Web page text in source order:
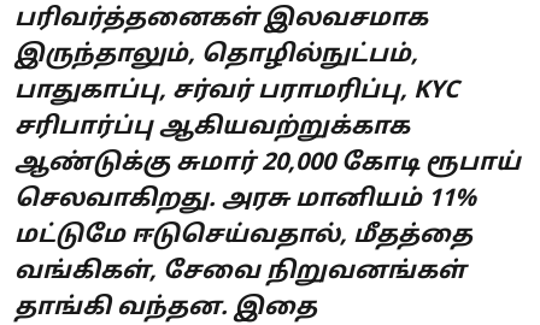
பரிவர்த்தனைகள் இலவசமாக
இருந்தாலும், தொழில்நுட்பம்,
பாதுகாப்பு, சர்வர் பராமரிப்பு, KYC
சரிபார்ப்பு ஆகியவற்றுக்காக
ஆண்டுக்கு சுமார் 20,000 கோடி ரூபாய்
செலவாகிறது. அரசு மானியம் 11%
மட்டுமே ஈடுசெய்வதால், மீதத்தை
வங்கிகள், சேவை நிறுவனங்கள்
தாங்கி வந்தன. இதை